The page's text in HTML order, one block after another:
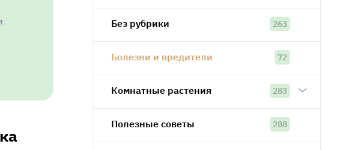
Без рубрики 263
Болезни и вредители 72
Комнатные растения 283
Полезные советы 288